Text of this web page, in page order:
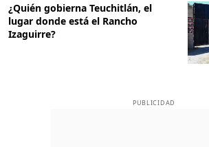
¿Quién gobierna Teuchitlán, el
lugar donde está el Rancho
Izaguirre?
PUBLICIDAD